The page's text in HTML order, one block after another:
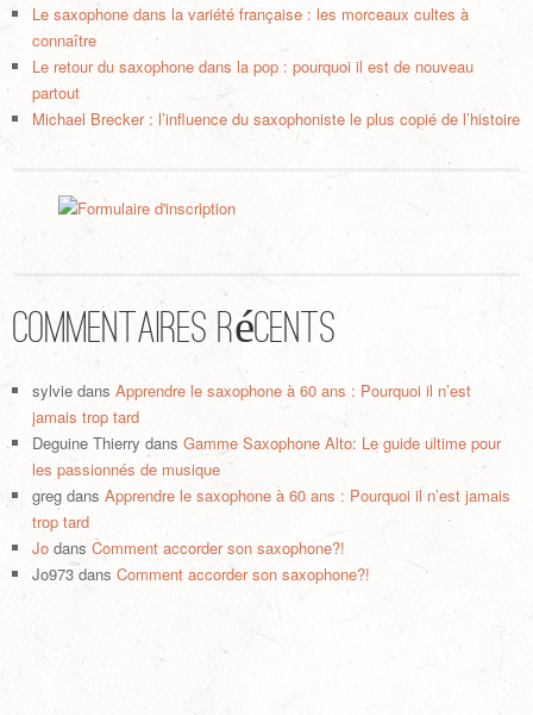
Le saxophone dans la variété française : les morceaux cultes à
connaître
Le retour du saxophone dans la pop : pourquoi il est de nouveau
partout
Michael Brecker : l’influence du saxophoniste le plus copié de l’histoire
Commentaires récents
sylviedans Apprendre le saxophone à 60 ans : Pourquoi il n’est
jamais trop tard
Deguine Thierry dans Gamme Saxophone Alto: Le guide ultime pour
les passionnés de musique
gregdans Apprendre le saxophone à 60 ans : Pourquoi il n’est jamais
trop tard
Jodans Comment accorder son saxophone?!
Jo973dans Comment accorder son saxophone?!